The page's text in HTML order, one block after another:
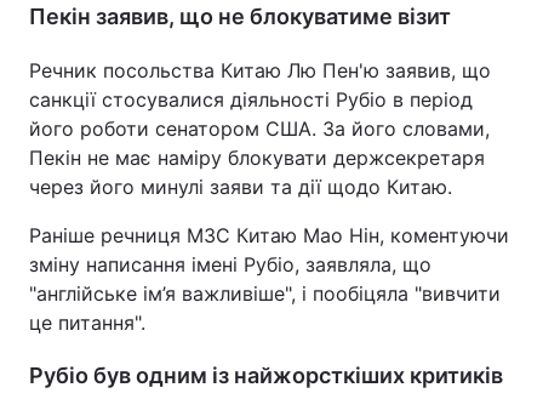
Пекін заявив, що не блокуватиме візит
Речник посольства Китаю Лю Пен'ю заявив, що
санкції стосувалися діяльності Рубіо в період
його роботи сенатором США. За його словами,
Пекін не має наміру блокувати держсекретаря
через його минулі заяви та дії щодо Китаю.
Раніше речниця МЗС Китаю Мао Нін, коментуючи
зміну написання імені Рубіо, заявляла, що
"англійське ім’я важливіше", і пообіцяла "вивчити
це питання".
Рубіо був одним із найжорсткіших критиків